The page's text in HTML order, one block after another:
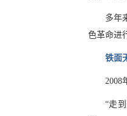
多年
色革命进
铁面
2008
“走